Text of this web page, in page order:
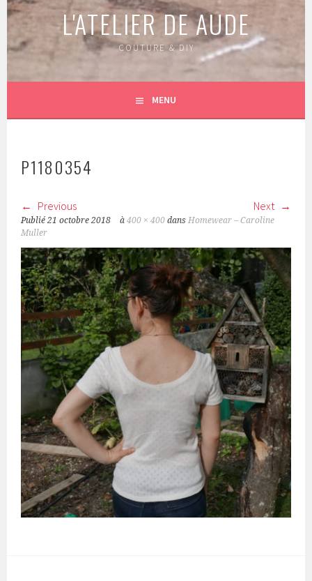
L'ATELIER DE AUDE
COUTURE & DIY
MENU
P1180354
Previous Next
Publié21 octobre 2018 à400 × 400 dansHomewear – Caroline
Muller